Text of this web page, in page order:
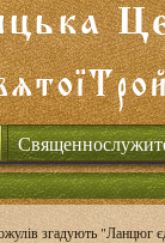
згадують "Ланцюг